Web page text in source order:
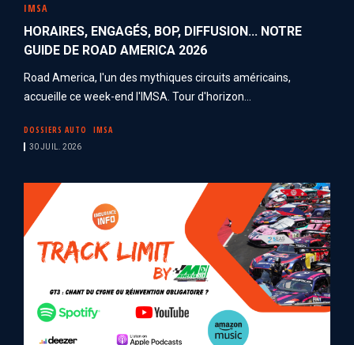
IMSA
HORAIRES, ENGAGÉS, BOP, DIFFUSION... NOTRE
GUIDE DE ROAD AMERICA 2026
Road America, l'un des mythiques circuits américains,
accueille ce week-end l'IMSA. Tour d'horizon...
DOSSIERS AUTO IMSA
30 JUIL. 2026